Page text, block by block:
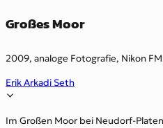
Großes Moor
2009, analoge Fotografie, Nikon
Erik Arkadi Seth
Im Großen Moor bei Neudorf-